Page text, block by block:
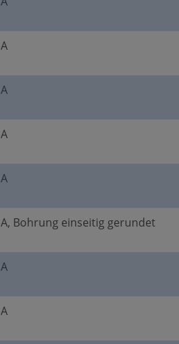
A
A
A
A
A, Bohrung einseitig gerundet
A
A